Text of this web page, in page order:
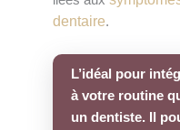
dentaire.
L’idéal pour
à votre routine
un dentiste. Il